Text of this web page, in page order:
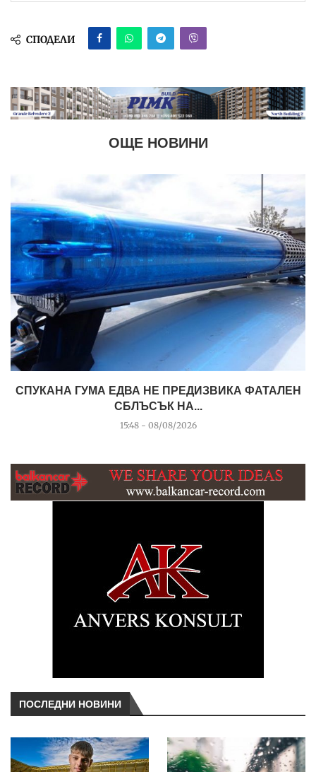
СПОДЕЛИ
ОЩЕ НОВИНИ
СПУКАНА ГУМА ЕДВА НЕ ПРЕДИЗВИКА ФАТАЛЕН
СБЛЪСЪК НА...
15:48 - 08/08/2026
ПОСЛЕДНИ НОВИНИ